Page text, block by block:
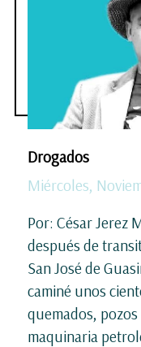
Drogados
Miércoles,
Por: César Jerez
después de
San José de
caminé unos
quemados,
maquinaria